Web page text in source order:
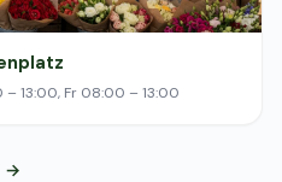
– 13:00, Fr 08:00 – 13:00
→